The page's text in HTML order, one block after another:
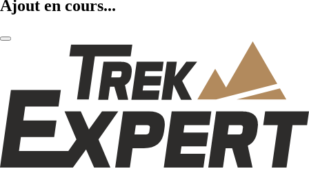
Ajout en cours...